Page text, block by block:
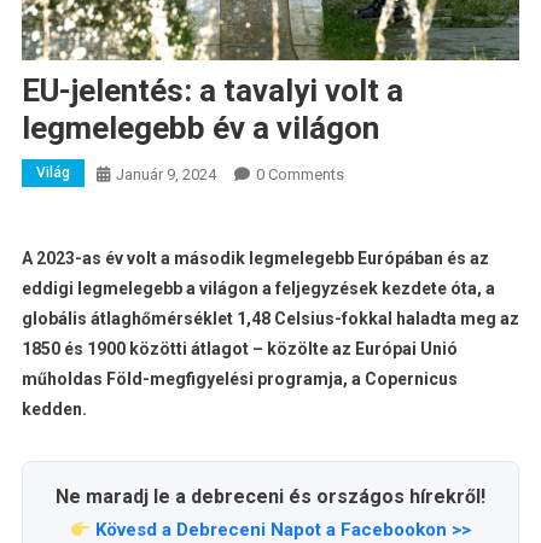
EU-jelentés: a tavalyi volt a
legmelegebb év a világon
Világ Január 9, 2024 0 Comments
A 2023-as év volt a második legmelegebb Európában és az
eddigi legmelegebb a világon a feljegyzések kezdete óta, a
globális átlaghőmérséklet 1,48 Celsius-fokkal haladta meg az
1850 és 1900 közötti átlagot – közölte az Európai Unió
műholdas Föld-megfigyelési programja, a Copernicus
kedden.
Ne maradj le a debreceni és országos hírekről!
Kövesd a Debreceni Napot a Facebookon >>